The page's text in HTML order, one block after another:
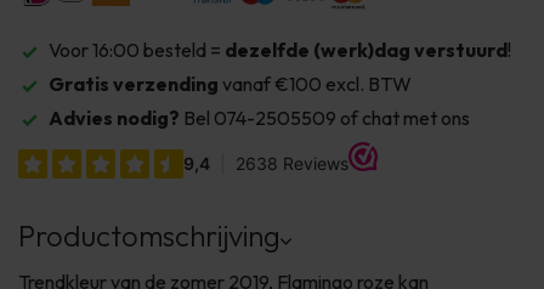
Voor 16:00 besteld = dezelfde (werk)dag verstuurd!
Gratis verzending vanaf €100 excl. BTW
Advies nodig? Bel 074-2505509 of chat met ons
Productomschrijving
Trendkleur van de zomer 2019, Flamingo roze kan